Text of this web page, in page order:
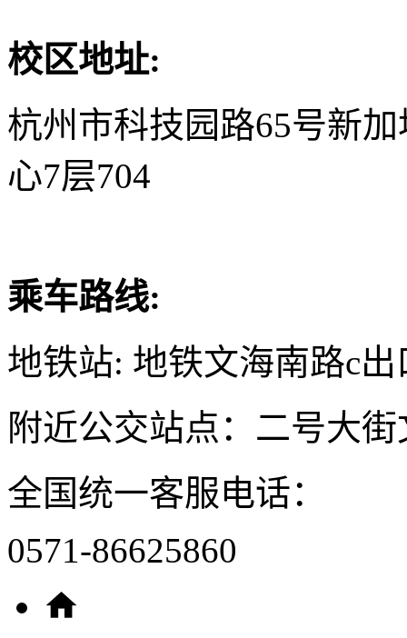
校区地址:
杭州市科技园路65号新
心7层704
乘车路线:
地铁站: 地铁文海南路c出
附近公交站点：二号大
全国统一客服电话：
0571-86625860